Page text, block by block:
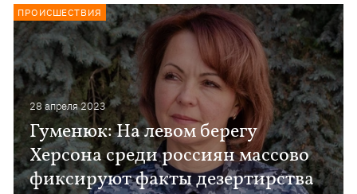
28 апреля 2023
Гуменюк: На левом берегу
Херсона среди россиян массово
фиксируют факты дезертирства
ПРОИСШЕСТВИЯ